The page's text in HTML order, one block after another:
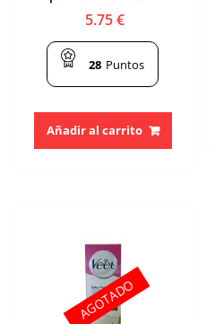
5.75€
28 Puntos
Añadir al carrito
AGOTADO